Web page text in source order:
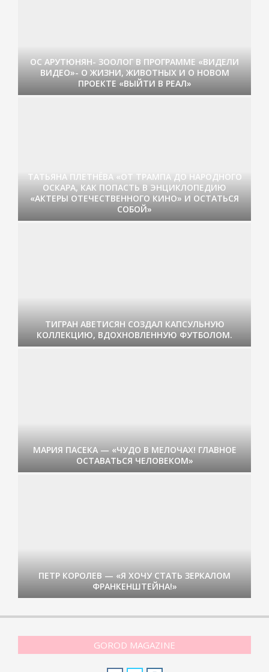
ОС АРУТЮНЯН- ЗООЛОГ В ПРОГРАММЕ «ВИДЕЛИ
ВИДЕО»- О ЖИЗНИ, ЖИВОТНЫХ И О НОВОМ
ПРОЕКТЕ «ВЫЙТИ В РЕАЛ»
ТАТЬЯНА ПЛЕТНЁВА «ОТ ТРАМПА ДО НАРОДНОГО
ОСКАРА, КАК ПОПАСТЬ В ЭНЦИКЛОПЕДИЮ
«АКТЕРЫ ОТЕЧЕСТВЕННОГО КИНО» И ОСТАТЬСЯ
СОБОЙ»
ТИГРАН АВЕТИСЯН СОЗДАЛ КАПСУЛЬНУЮ
КОЛЛЕКЦИЮ, ВДОХНОВЛЕННУЮ ФУТБОЛОМ.
МАРИЯ ПАСЕКА — «ЧУДО В МЕЛОЧАХ! ГЛАВНОЕ
ОСТАВАТЬСЯ ЧЕЛОВЕКОМ»
ПЕТР КОРОЛЕВ — «Я ХОЧУ СТАТЬ ЗЕРКАЛОМ
ФРАНКЕНШТЕЙНА!»
GOROD MAGAZINE